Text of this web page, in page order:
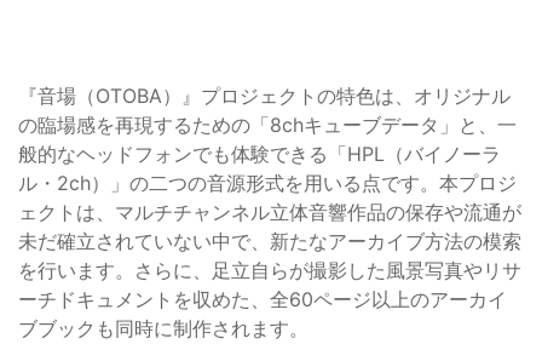
『音場（OTOBA）』プロジェクトの特色は、オリジナル
の臨場感を再現するための「8chキューブデータ」と、一
般的なヘッドフォンでも体験できる「HPL（バイノーラ
ル・2ch）」の二つの音源形式を用いる点です。本プロジ
ェクトは、マルチチャンネル立体音響作品の保存や流通が
未だ確立されていない中で、新たなアーカイブ方法の模索
を行います。さらに、足立自らが撮影した風景写真やリサ
ーチドキュメントを収めた、全60ページ以上のアーカイ
ブブックも同時に制作されます。